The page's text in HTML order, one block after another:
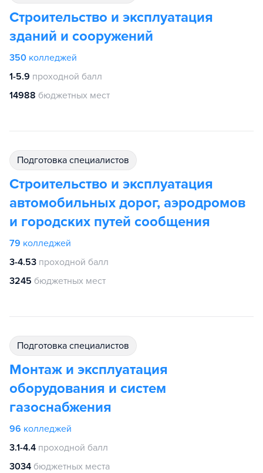
Строительство и эксплуатация
зданий и сооружений
350 колледжей
1-5.9 проходной балл
14988 бюджетных мест
подготовка специалистов
Строительство и эксплуатация
автомобильных дорог, аэродромов
и городских путей сообщения
79 колледжей
3-4.53 проходной балл
3245 бюджетных мест
подготовка специалистов
Монтаж и эксплуатация
оборудования и систем
газоснабжения
96 колледжей
3.1-4.4 проходной балл
3034 бюджетных места